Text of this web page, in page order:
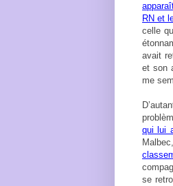
RN et
celle
avait
et son
me
qui lui
se